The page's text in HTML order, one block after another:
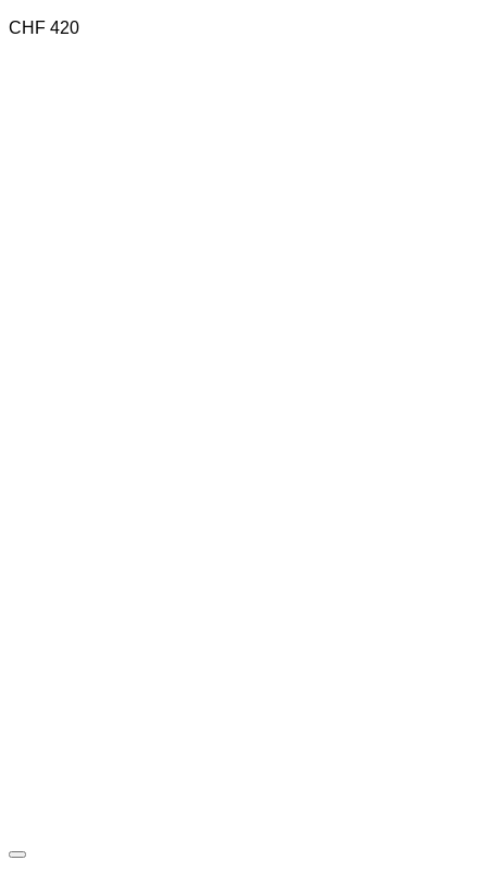
CHF 420